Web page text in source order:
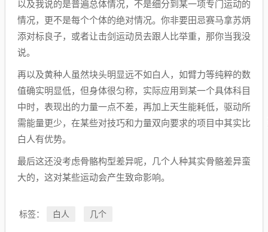
以及我说的是普遍总体情况，不是细分到某一项专门运动的
情况，更不是每个个体的绝对情况。你非要田忌赛马拿苏炳
添对标良子，或者让击剑运动员去跟人比举重，那你当我没
说。
再以及黄种人虽然块头明显远不如白人，如臂力等纯粹的数
值确实明显低，但身体很匀称，实际应用到某一个具体科目
中时，表现出的力量一点不差，再加上天生能耗低，驱动所
需能量更少，在某些对技巧和力量双向要求的项目中其实比
白人有优势。
最后这还没考虑骨骼构型差异呢，几个人种其实骨骼差异蛮
大的，这对某些运动会产生致命影响。
标签： 白人 几个